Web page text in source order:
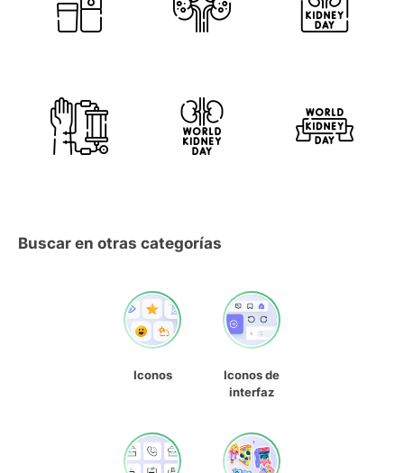
Buscar en otras categorías
Iconos
Iconos de
interfaz